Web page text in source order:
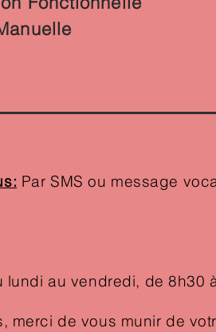
Par SMS ou message
lundi au vendredi, de 8h30
merci de vous munir de